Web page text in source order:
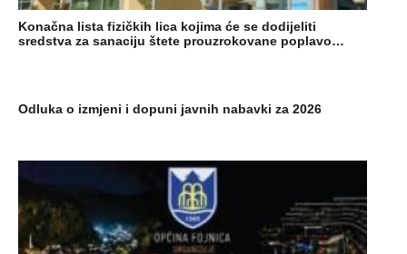
Konačna lista fizičkih lica kojima će se dodijeliti
sredstva za sanaciju štete prouzrokovane poplavo…
Odluka o izmjeni i dopuni javnih nabavki za 2026